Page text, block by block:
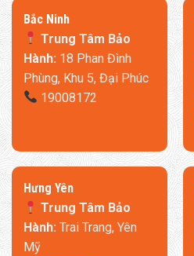
​Bắc Ninh
Trung Tâm Bảo
Hành:18 Phan Đình
Phùng, Khu 5, Đại Phúc
19008172
​Hưng Yên
Trung Tâm Bảo
Hành:Trai Trang, Yên
Mỹ